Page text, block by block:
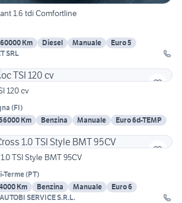
1.6 tdi Comfortline
Km Diesel Manuale
Euro 5
SRL
120 cv
(FI)
Km Benzina Manuale
Euro 6d-TEMP
TSI Style BMT 95CV
Terme(PT)
Km Benzina Manuale
Euro 6
SERVICE S.R.L.